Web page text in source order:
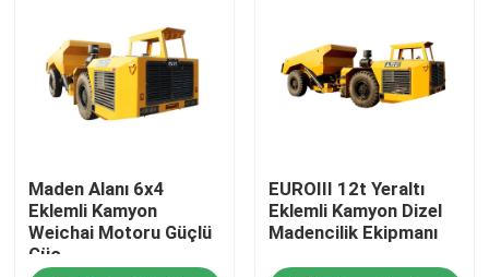
Maden Alanı 6x4
Eklemli Kamyon
Weichai Motoru Güçlü
Güç
EUROIII 12t Yeraltı
Eklemli Kamyon Dizel
Madencilik Ekipmanı